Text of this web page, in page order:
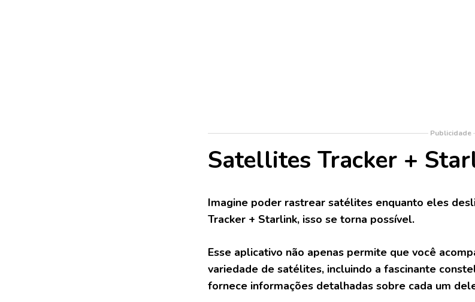
Publicidade
Satellites Tracker +
Imagine poder rastrear satélites enquanto eles
Tracker + Starlink, isso se torna possível.
Esse aplicativo não apenas permite que você
variedade de satélites, incluindo a fascinante
fornece informações detalhadas sobre cada um